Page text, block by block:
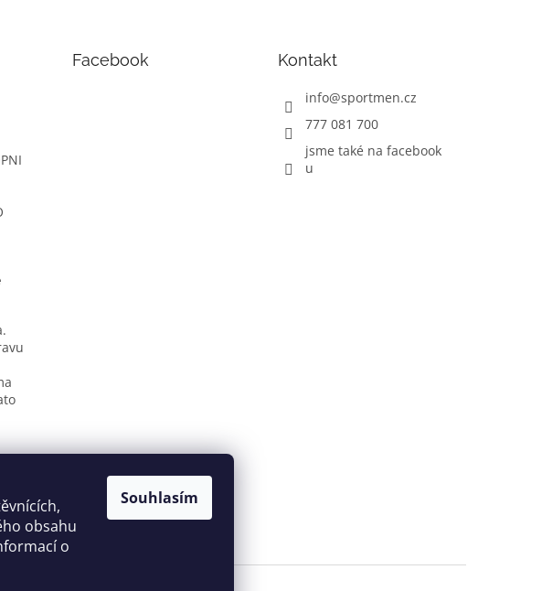
obsahu
o
Souhlasím
Facebook Kontakt
info@sportmen.cz
777 081 700
jsme také na facebook
u